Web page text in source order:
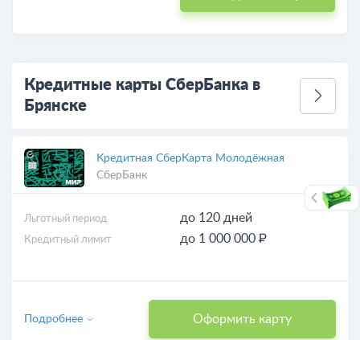
Кредитные карты СберБанка в
Брянске
Кредитная СберКарта Молодёжная
СберБанк
Льготный период до 120 дней
Кредитный лимит до 1 000 000 ₽
Оформить карту
Подробнее